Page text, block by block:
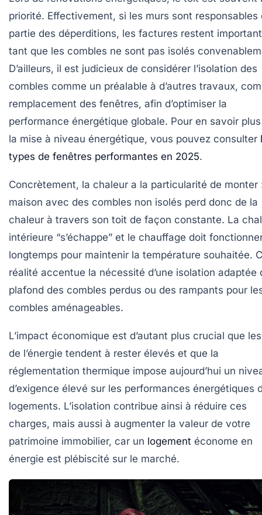
priorité. Effectivement, si les murs sont responsables
partie des déperditions, les factures restent
tant que les combles ne sont pas isolés
D’ailleurs, il est judicieux de considérer l’isolation des
combles comme un préalable à d’autres travaux,
remplacement des fenêtres, afin d’optimiser la
performance énergétique globale. Pour en savoir
la mise à niveau énergétique, vous pouvez consulter
types de fenêtres performantes en 2025.
Concrètement, la chaleur a la particularité de monter
maison avec des combles non isolés perd donc de la
chaleur à travers son toit de façon constante. La
intérieure “s’échappe” et le chauffage doit
longtemps pour maintenir la température souhaitée.
réalité accentue la nécessité d’une isolation adaptée
plafond des combles perdus ou des rampants pour
combles aménageables.
L’impact économique est d’autant plus crucial que
de l’énergie tendent à rester élevés et que la
réglementation thermique impose aujourd’hui un
d’exigence élevé sur les performances énergétiques
logements. L’isolation contribue ainsi à réduire ces
charges, mais aussi à augmenter la valeur de votre
patrimoine immobilier, car un logement économe en
énergie est plébiscité sur le marché.